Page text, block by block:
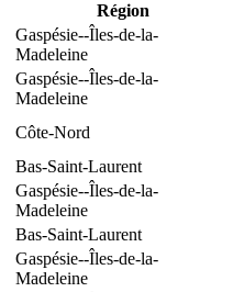
Région
Gaspésie--Îles-de-la-
Madeleine
Gaspésie--Îles-de-la-
Madeleine
Côte-Nord
Bas-Saint-Laurent
Gaspésie--Îles-de-la-
Madeleine
Bas-Saint-Laurent
Gaspésie--Îles-de-la-
Madeleine